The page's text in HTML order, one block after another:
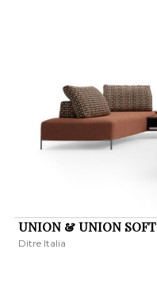
UNION & UNION SOFT
Ditre Italia